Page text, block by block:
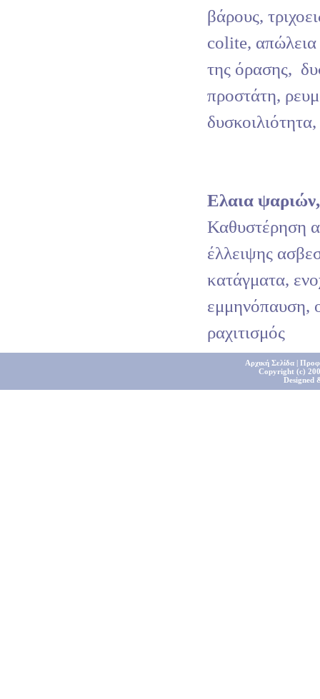
βάρους,
colite,
της όρασης,
προστάτη,
Ελαια
Καθυστέρηση
έλλειψης
κατάγματα,
εμμηνόπαυση,
ραχιτισμός
Αρχική Σελίδα|
Copyright (c)
Designed